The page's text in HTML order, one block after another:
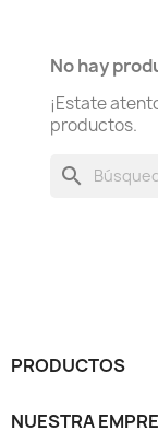
No hay
¡Estate
productos.
search
PRODUCTOS
NUESTRA